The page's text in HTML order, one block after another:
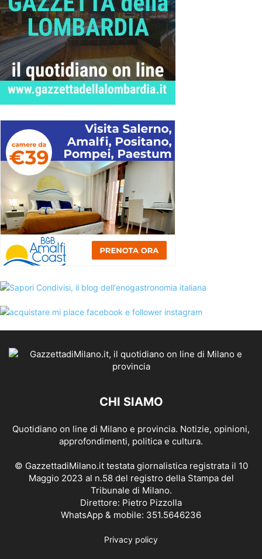
CHI SIAMO
Quotidiano on line di Milano e provincia. Notizie, opinioni,
approfondimenti, politica e cultura.
© GazzettadiMilano.it testata giornalistica registrata il 10
Maggio 2023 al n.58 del registro della Stampa del
Tribunale di Milano.
Direttore: Pietro Pizzolla
WhatsApp & mobile: 351.5646236
Privacy policy